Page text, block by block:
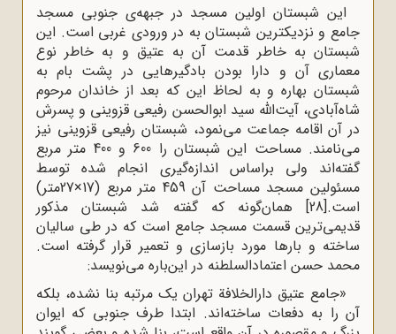
این شبستان اولین مسجد در جبهه‌ی جنوبی مسجد
جامع و نزدیکترین شبستان به در ورودی غربی است. این
شبستان به‌ خاطر قدمت آن به عتیق و به‌ خاطر نوع
معماری آن و دارا بودن بادگیرهایی در پشت بام به
شبستان بهاره و به لحاظ این که بعد از خاندان مرحوم
شاه‌آبادی،‌ آیت‌الله سید ابوالحسن رفیعی قزوینی و پسرش
در آن اقامه جماعت می‌نمود، شبستان رفیعی قزوینی نیز
می‌نامند. مساحت این شبستان را 600 و 400 متر مربع
گفته‌اند ولی براساس اندازه‌گیری انجام شده توسط
مسئولین مسجد مساحت آن 459 متر مربع (17×27متر)
است.[28] همان‌گونه که گفته شد شبستان مذکور
قدیمی‌ترین قسمت مسجد جامع است که در طی سالیان
ساخته و بارها مورد بازسازی و تعمیر قرار گرفته است.
محمد حسن اعتمادالسلطنه در ‌این‌باره می‌نویسد:
«جامع عتیق دارالخلافة تهران یک مرتبه بنا نشده،‌ بلکه
آن را به دفعات ساخته‌اند. ابتدا طرف جنوبی که ایوان